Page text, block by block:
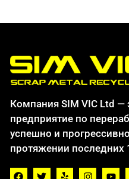
Компания SIM VIC Ltd —
предприятие по
успешно и
протяжении последних